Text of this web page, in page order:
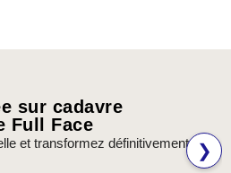
sur cadavre
Full Face
et transformez définitivement
❯